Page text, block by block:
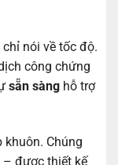
nói về tốc độ.
công chứng
sẵn sàng hỗ trợ
khuôn. Chúng
– được thiết kế